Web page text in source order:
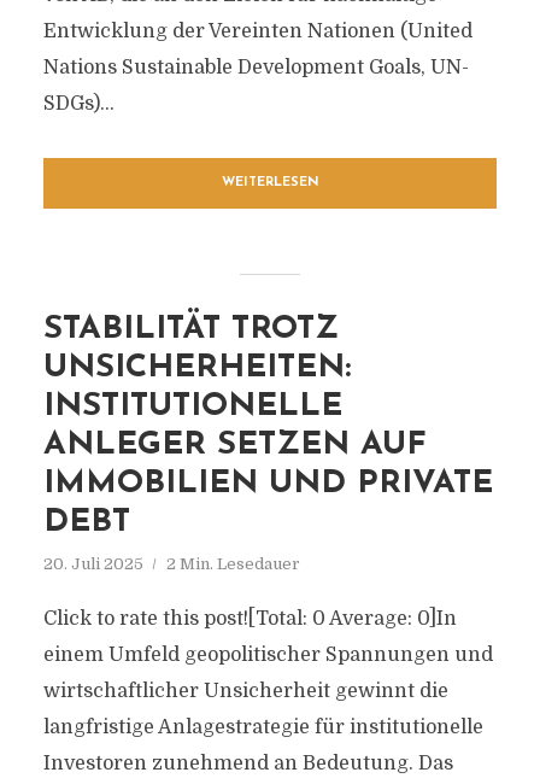
Entwicklung der Vereinten Nationen (United
Nations Sustainable Development Goals, UN-
SDGs)...
WEITERLESEN
STABILITÄT TROTZ
UNSICHERHEITEN:
INSTITUTIONELLE
ANLEGER SETZEN AUF
IMMOBILIEN UND PRIVATE
DEBT
20. Juli 2025 2 Min. Lesedauer
Click to rate this post![Total: 0 Average: 0]In
einem Umfeld geopolitischer Spannungen und
wirtschaftlicher Unsicherheit gewinnt die
langfristige Anlagestrategie für institutionelle
Investoren zunehmend an Bedeutung. Das